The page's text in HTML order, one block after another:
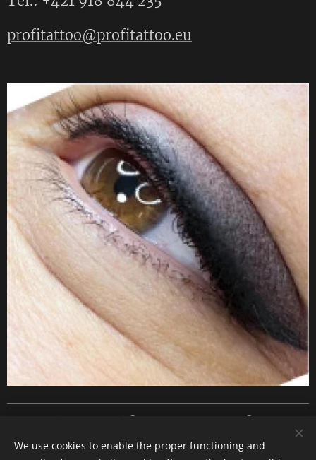
profitattoo@profitattoo.eu
Languages
We use cookies to enable the proper functioning and